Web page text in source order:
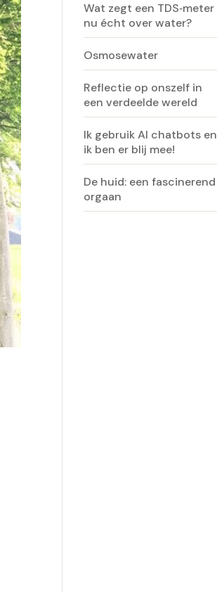
Wat zegt een TDS‑meter
nu écht over water?
Osmosewater
Reflectie op onszelf in
een verdeelde wereld
Ik gebruik AI chatbots en
ik ben er blij mee!
De huid: een fascinerend
orgaan